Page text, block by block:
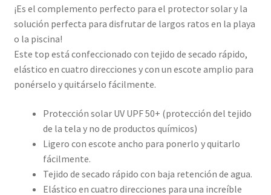
¡Es el complemento perfecto para el protector solar y la
solución perfecta para disfrutar de largos ratos en la playa
o la piscina!
Este top está confeccionado con tejido de secado rápido,
elástico en cuatro direcciones y con un escote amplio para
ponérselo y quitárselo fácilmente.
Protección solar UV UPF 50+ (protección del tejido
de la tela y no de productos químicos)
Ligero con escote ancho para ponerlo y quitarlo
fácilmente.
Tejido de secado rápido con baja retención de agua.
Elástico en cuatro direcciones para una increíble